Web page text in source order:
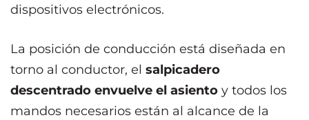
dispositivos electrónicos.
La posición de conducción está diseñada en
torno al conductor, el salpicadero
descentrado envuelve el asiento y todos los
mandos necesarios están al alcance de la